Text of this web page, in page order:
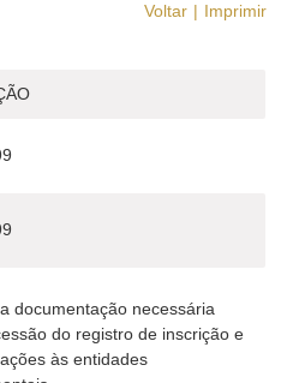
Voltar Imprimir
documentação necessária
do registro de inscrição e
às entidades